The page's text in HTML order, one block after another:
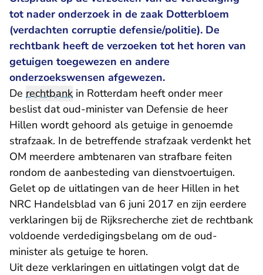
tot nader onderzoek in de zaak Dotterbloem
(verdachten corruptie defensie/politie). De
rechtbank heeft de verzoeken tot het horen van
getuigen toegewezen en andere
onderzoekswensen afgewezen.
De rechtbank in Rotterdam heeft onder meer
beslist dat oud-minister van Defensie de heer
Hillen wordt gehoord als getuige in genoemde
strafzaak. In de betreffende strafzaak verdenkt het
OM meerdere ambtenaren van strafbare feiten
rondom de aanbesteding van dienstvoertuigen.
Gelet op de uitlatingen van de heer Hillen in het
NRC Handelsblad van 6 juni 2017 en zijn eerdere
verklaringen bij de Rijksrecherche ziet de rechtbank
voldoende verdedigingsbelang om de oud-
minister als getuige te horen.
Uit deze verklaringen en uitlatingen volgt dat de